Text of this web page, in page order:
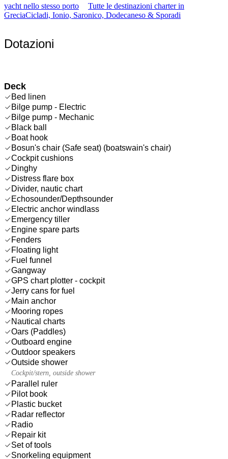
yacht nello stesso porto
Tutte le destinazioni charter in
GreciaCicladi, Ionio, Saronico, Dodecaneso & Sporadi
Dotazioni
Deck
Bed linen
Bilge pump - Electric
Bilge pump - Mechanic
Black ball
Boat hook
Bosun's chair (Safe seat) (boatswain's chair)
Cockpit cushions
Dinghy
Distress flare box
Divider, nautic chart
Echosounder/Depthsounder
Electric anchor windlass
Emergency tiller
Engine spare parts
Fenders
Floating light
Fuel funnel
Gangway
GPS chart plotter - cockpit
Jerry cans for fuel
Main anchor
Mooring ropes
Nautical charts
Oars (Paddles)
Outboard engine
Outdoor speakers
Outside shower
Cockpit/stern, outside shower
Parallel ruler
Pilot book
Plastic bucket
Radar reflector
Radio
Repair kit
Set of tools
Snorkeling equipment